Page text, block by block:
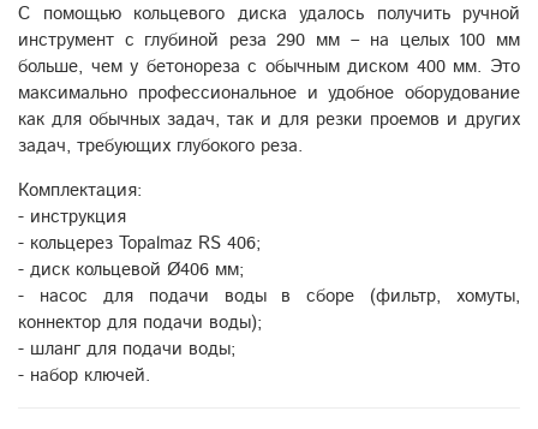
С помощью кольцевого диска удалось получить ручной
инструмент с глубиной реза 290 мм – на целых 100 мм
больше, чем у бетонореза с обычным диском 400 мм. Это
максимально профессиональное и удобное оборудование
как для обычных задач, так и для резки проемов и других
задач, требующих глубокого реза.
Комплектация:
- инструкция
- кольцерез Topalmaz RS 406;
- диск кольцевой Ø406 мм;
- насос для подачи воды в сборе (фильтр, хомуты,
коннектор для подачи воды);
- шланг для подачи воды;
- набор ключей.